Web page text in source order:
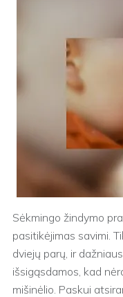
Sėkmingo žindymo
pasitikėjimas savimi.
dviejų parų, ir
išsigąsdamos, kad
mišinėlio. Paskui